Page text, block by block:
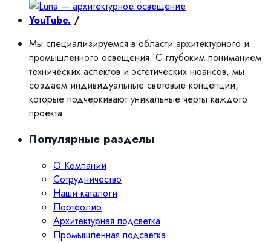
YouTube. /
Мы специализируемся в области архитектурного и
промышленного освещения. С глубоким пониманием
технических аспектов и эстетических нюансов, мы
создаем индивидуальные световые концепции,
которые подчеркивают уникальные черты каждого
проекта.
Популярные разделы
О Компании
Сотрудничество
Наши каталоги
Портфолио
Архитектурная подсветка
Промышленная подсветка